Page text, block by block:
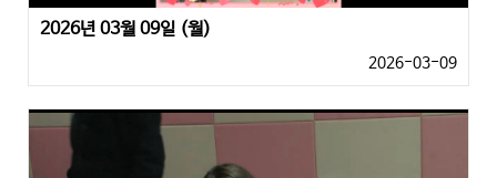
2026년 03월 09일 (월)
2026-03-09